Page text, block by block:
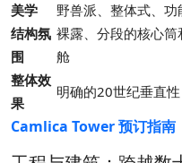
美学
野兽派、整体式、功
结构氛
围
裸露、分段的核心筒
舱
整体效
果
明确的20世纪垂直性
Camlica Tower 预订指南